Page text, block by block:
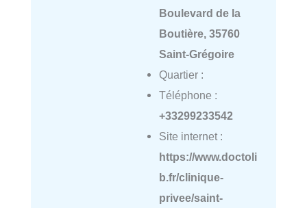
Boulevard de la
Boutière, 35760
Saint-Grégoire
Quartier :
Téléphone :
+33299233542
Site internet :
https://www.doctoli
b.fr/clinique-
privee/saint-